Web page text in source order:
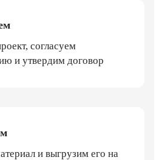
согласуем
и утвердим договор
и выгрузим его на